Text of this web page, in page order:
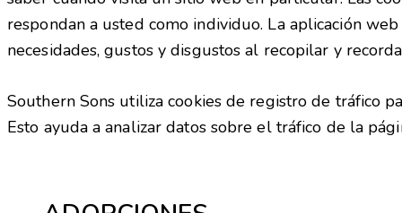
respondan a usted como individuo. La aplicación
necesidades, gustos y disgustos al recopilar y
Southern Sons utiliza cookies de registro de tráfico
Esto ayuda a analizar datos sobre el tráfico de la